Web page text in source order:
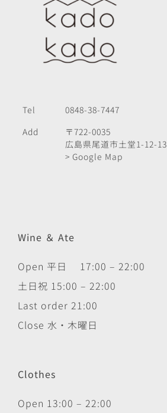
Tel
0848-38-7447
Add
〒722-0035
広島県尾道市土堂1-12-13
> Google Map
Wine ＆ Ate
Open 平日 17:00 – 22:00
土日祝 15:00 – 22:00
Last order 21:00
Close 水・木曜日
Clothes
Open 13:00 – 22:00